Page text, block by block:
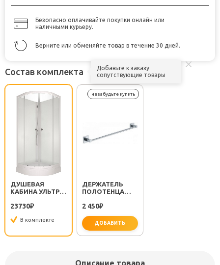
Безопасно оплачивайте покупки онлайн или
наличными курьеру.
Верните или обменяйте товар в течение 30 дней.
Состав комплекта
Добавьте к заказу
сопутствующие товары
ДУШЕВАЯ
КАБИНА УЛЬТРА
КРЫШИ
23730₽
В комплекте
ДЕРЖАТЕЛЬ
ПОЛОТЕНЦА
2 450₽
ДОБАВИТЬ
Описание товара